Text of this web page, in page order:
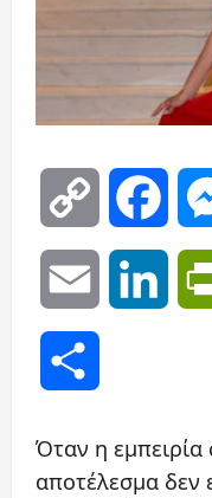
Copy
Link
Email
Όταν η
αποτέλεσμα δεν